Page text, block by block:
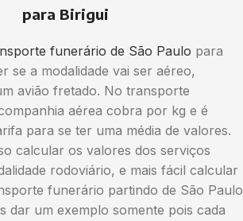
para Birigui
funerário de São Paulo para
se a modalidade vai ser aéreo,
avião fretado. No transporte
aérea cobra por kg e é
para se ter uma média de valores.
calcular os valores dos serviços
rodoviário, e mais fácil calcular
funerário partindo de São Paulo
dar um exemplo somente pois cada